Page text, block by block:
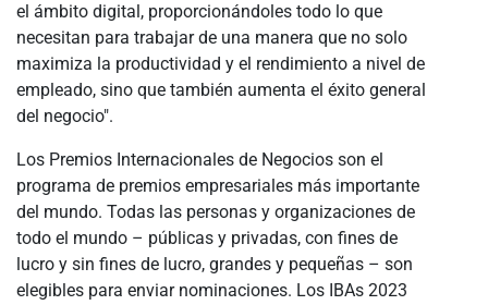
el ámbito digital, proporcionándoles todo lo que
necesitan para trabajar de una manera que no solo
maximiza la productividad y el rendimiento a nivel de
empleado, sino que también aumenta el éxito general
del negocio".
Los Premios Internacionales de Negocios son el
programa de premios empresariales más importante
del mundo. Todas las personas y organizaciones de
todo el mundo – públicas y privadas, con fines de
lucro y sin fines de lucro, grandes y pequeñas – son
elegibles para enviar nominaciones. Los IBAs 2023